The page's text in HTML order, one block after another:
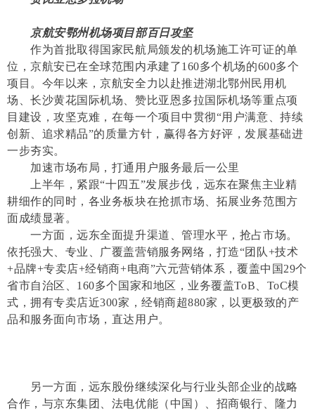
京航安鄂州机场项目部百日攻坚
作为首批取得国家民航局颁发的机场施工许可证的单
位，京航安已在全球范围内承建了160多个机场的600多个
项目。今年以来，京航安全力以赴推进湖北鄂州民用机
场、长沙黄花国际机场、赞比亚恩多拉国际机场等重点项
目建设，攻坚克难，在每一个项目中贯彻“用户满意、持续
创新、追求精品”的质量方针，赢得各方好评，发展基础进
一步夯实。
加速市场布局，打通用户服务最后一公里
上半年，紧跟“十四五”发展步伐，远东在聚焦主业精
耕细作的同时，各业务板块在抢抓市场、拓展业务范围方
面成绩显著。
一方面，远东全面提升渠道、管理水平，抢占市场。
依托强大、专业、广覆盖营销服务网络，打造“团队+技术
+品牌+专卖店+经销商+电商”六元营销体系，覆盖中国29个
省市自治区、160多个国家和地区，业务覆盖ToB、ToC模
式，拥有专卖店近300家，经销商超880家，以更极致的产
品和服务面向市场，直达用户。
另一方面，远东股份继续深化与行业头部企业的战略
合作，与京东集团、法电优能（中国）、招商银行、隆力